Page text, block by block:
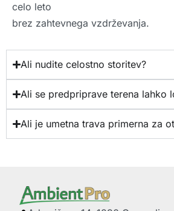
celo leto
brez zahtevnega vzdrževanja.
Ali nudite celostno storitev?
Ali se predpriprave terena lahko
Ali je umetna trava primerna za